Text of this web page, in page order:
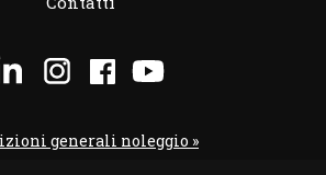
generali noleggio »